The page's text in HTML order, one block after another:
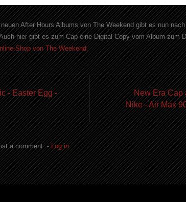
After Hours Albums von The Weekend gibt es nun
hier gibt es zum Cap eine Digital Copy vom Album zum
Shop von The Weekend.
- Easter Egg -
New Era Cap
Nike - Air Max
a comment. -Log in